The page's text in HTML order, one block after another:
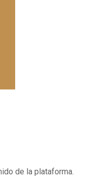
de la plataforma.